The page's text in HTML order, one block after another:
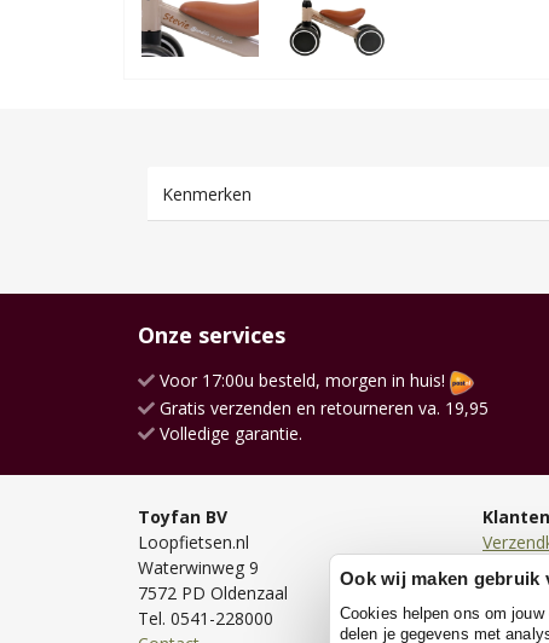
Kenmerken
Onze services
Voor 17:00u besteld, morgen in huis!
Gratis verzenden en retourneren va. 19,95
Volledige garantie.
Toyfan BV
Loopfietsen.nl
Waterwinweg 9
7572 PD Oldenzaal
Tel. 0541-228000
Bezorgen
Betalen
Ook wij maken gebruik
Cookies helpen ons om
delen je gegevens met